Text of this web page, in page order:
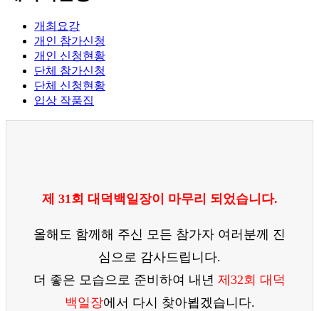
개최요강
개인 참가신청
개인 신청현황
단체 참가신청
단체 신청현황
입상 작품집
제 31회 대덕백일장이 마무리 되었습니다.
올해도 함께해 주신 모든 참가자 여러분께 진
심으로 감사드립니다.
더 좋은 모습으로 준비하여 내년 제32회 대덕
백일장에서 다시 찾아뵙겠습니다.